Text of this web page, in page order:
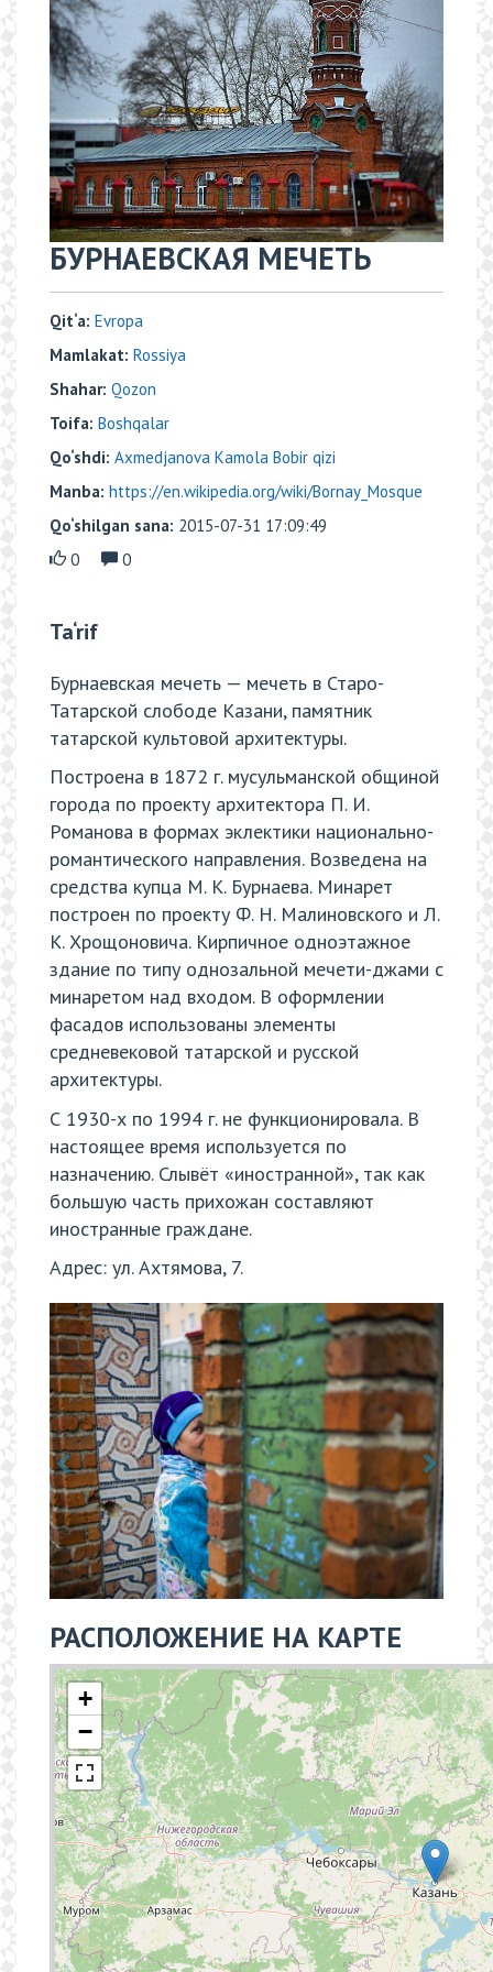
БУРНАЕВСКАЯ МЕЧЕТЬ
Qit‘a: Evropa
Mamlakat: Rossiya
Shahar: Qozon
Toifa: Boshqalar
Qo‘shdi: Axmedjanova Kamola Bobir qizi
Manba: https://en.wikipedia.org/wiki/Bornay_Mosque
Qo‘shilgan sana: 2015-07-31 17:09:49
0
0
Ta‘rif
Бурнаевская мечеть — мечеть в Старо-
Татарской слободе Казани, памятник
татарской культовой архитектуры.
Построена в 1872 г. мусульманской общиной
города по проекту архитектора П. И.
Романова в формах эклектики национально-
романтического направления. Возведена на
средства купца М. К. Бурнаева. Минарет
построен по проекту Ф. Н. Малиновского и Л.
К. Хрощоновича. Кирпичное одноэтажное
здание по типу однозальной мечети-джами с
минаретом над входом. В оформлении
фасадов использованы элементы
средневековой татарской и русской
архитектуры.
С 1930-х по 1994 г. не функционировала. В
настоящее время используется по
назначению. Слывёт «иностранной», так как
большую часть прихожан составляют
иностранные граждане.
Адрес: ул. Ахтямова, 7.
РАСПОЛОЖЕНИЕ НА КАРТЕ
+
−